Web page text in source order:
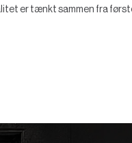
er tænkt sammen fra